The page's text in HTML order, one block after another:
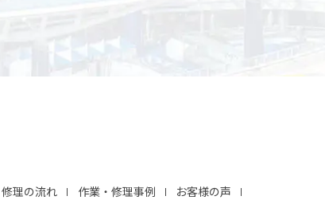
理の流れ 作業・修理事例 お客様の声